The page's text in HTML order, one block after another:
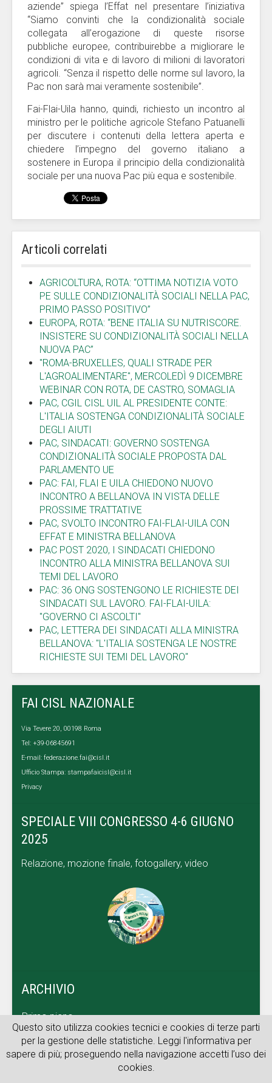
aziende” spiega l’Effat nel presentare l’iniziativa
“Siamo convinti che la condizionalità sociale
collegata all’erogazione di queste risorse
pubbliche europee, contribuirebbe a migliorare le
condizioni di vita e di lavoro di milioni di lavoratori
agricoli. “Senza il rispetto delle norme sul lavoro, la
Pac non sarà mai veramente sostenibile”.
Fai-Flai-Uila hanno, quindi, richiesto un incontro al
ministro per le politiche agricole Stefano Patuanelli
per discutere i contenuti della lettera aperta e
chiedere l’impegno del governo italiano a
sostenere in Europa il principio della condizionalità
sociale per una nuova Pac più equa e sostenibile.
Articoli correlati
AGRICOLTURA, ROTA: “OTTIMA NOTIZIA VOTO
PE SULLE CONDIZIONALITÀ SOCIALI NELLA PAC,
PRIMO PASSO POSITIVO”
EUROPA, ROTA: “BENE ITALIA SU NUTRISCORE.
INSISTERE SU CONDIZIONALITÀ SOCIALI NELLA
NUOVA PAC”
"ROMA-BRUXELLES, QUALI STRADE PER
L'AGROALIMENTARE", MERCOLEDÌ 9 DICEMBRE
WEBINAR CON ROTA, DE CASTRO, SOMAGLIA
PAC, CGIL CISL UIL AL PRESIDENTE CONTE:
L'ITALIA SOSTENGA CONDIZIONALITÀ SOCIALE
DEGLI AIUTI
PAC, SINDACATI: GOVERNO SOSTENGA
CONDIZIONALITÀ SOCIALE PROPOSTA DAL
PARLAMENTO UE
PAC: FAI, FLAI E UILA CHIEDONO NUOVO
INCONTRO A BELLANOVA IN VISTA DELLE
PROSSIME TRATTATIVE
PAC, SVOLTO INCONTRO FAI-FLAI-UILA CON
EFFAT E MINISTRA BELLANOVA
PAC POST 2020, I SINDACATI CHIEDONO
INCONTRO ALLA MINISTRA BELLANOVA SUI
TEMI DEL LAVORO
PAC: 36 ONG SOSTENGONO LE RICHIESTE DEI
SINDACATI SUL LAVORO. FAI-FLAI-UILA:
"GOVERNO CI ASCOLTI"
PAC, LETTERA DEI SINDACATI ALLA MINISTRA
BELLANOVA: "L'ITALIA SOSTENGA LE NOSTRE
RICHIESTE SUI TEMI DEL LAVORO"
FAI CISL NAZIONALE
Via Tevere 20, 00198 Roma
Tel: +39-06845691
E-mail: federazione.fai@cisl.it
Ufficio Stampa: stampafaicisl@cisl.it
Privacy
SPECIALE VIII CONGRESSO 4-6 GIUGNO
2025
Relazione, mozione finale, fotogallery, video
ARCHIVIO
Primo piano
Dal territorio
Archivio web
Questo sito utilizza cookies tecnici e cookies di terze parti
per la gestione delle statistiche. Leggi l'informativa per
sapere di più; proseguendo nella navigazione accetti l’uso dei
cookies.